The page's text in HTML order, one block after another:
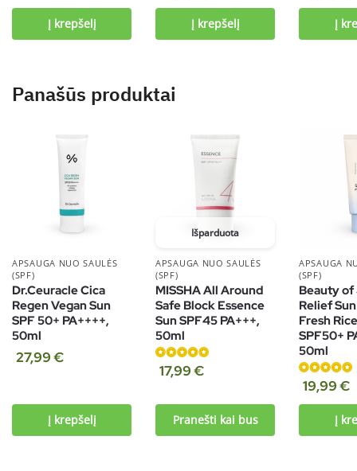
Į krepšelį Į krepšelį Į
Panašūs produktai
APSAUGA NUO SAULĖS
(SPF)
Dr.Ceuracle Cica
Regen Vegan Sun
SPF 50+ PA++++,
50ml
27,99€
Į krepšelį
Išparduota
APSAUGA NUO SAULĖS
(SPF)
MISSHA All Around
Safe Block Essence
Sun SPF45 PA+++,
50ml
Įvertinimas:
17,99€
Pranešti kai bus
APSAUGA
(SPF)
Beauty
Relief
Fresh
SPF50+
50ml
Įvertinimas:
19,99€
Į